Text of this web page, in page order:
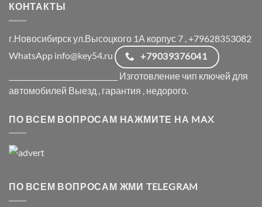
КОНТАКТЫ
г.Новосибирск ул.Высоцкого 1А корпус 7 , +79628353082
WhatsApp info@key54.ru
+79039376041
_______________________________ Изготовление чип ключей для
автомобилей Выезд , гарантия , недорого.
ПО ВСЕМ ВОПРОСАМ НАЖМИТЕ НА MAX
ПО ВСЕМ ВОПРОСАМ ЖМИ TELEGRAM